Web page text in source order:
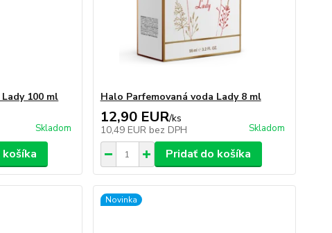
100 ml
Skladom
Halo Parfemovaná voda Lady 8 ml
12,90 EUR/ks
10,49 EUR bez DPH Skladom
Pridať do košíka
Novinka